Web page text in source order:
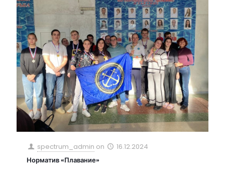
spectrum_admin on
16.12.2024
Норматив «Плавание»